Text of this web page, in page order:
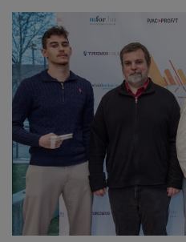
Iskolánk
Ünnepeink
Képzéseink
Dokumentumok
Menza
OM azonosító:203167 Tel.:(52)
411 674 E-